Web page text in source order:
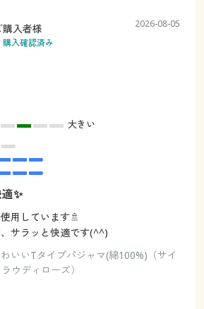
購入者様
購入確認済み
2026-08-05
大きい
✨
用しています🚿
サラッと快適です(^^)
いいTタイプパジャマ(綿100%)（サイ
ウディローズ）